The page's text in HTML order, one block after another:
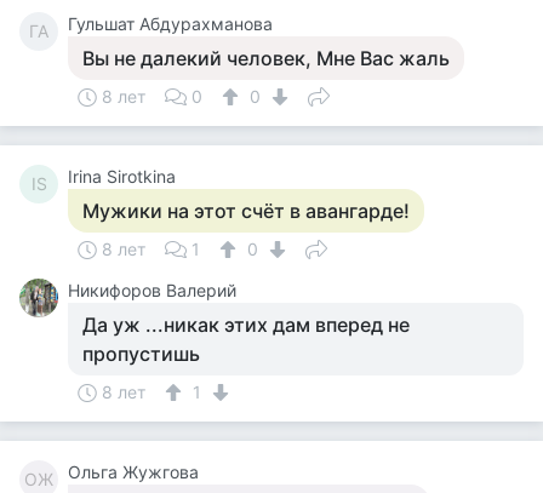
ГА Гульшат Абдурахманова
Вы не далекий человек, Мне Вас жаль
8 лет 0 0
IS Irina Sirotkina
Мужики на этот счёт в авангарде!
8 лет 1
0
Никифоров Валерий
Да уж ...никак этих дам вперед не
пропустишь
8 лет 1
ОЖ Ольга Жужгова